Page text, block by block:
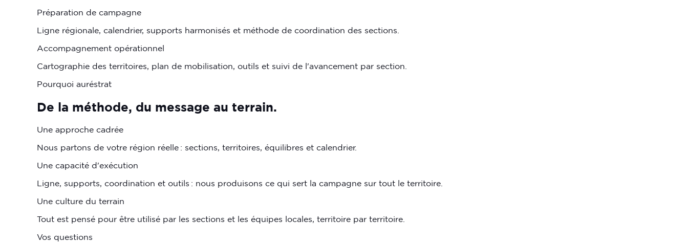
Préparation de campagne
Ligne régionale, calendrier, supports harmonisés et méthode de coordination des sections.
Accompagnement opérationnel
Cartographie des territoires, plan de mobilisation, outils et suivi de l'avancement par section.
Pourquoi auréstrat
De la méthode, du message au terrain.
Une approche cadrée
Nous partons de votre région réelle : sections, territoires, équilibres et calendrier.
Une capacité d'exécution
Ligne, supports, coordination et outils : nous produisons ce qui sert la campagne sur tout le territoire.
Une culture du terrain
Tout est pensé pour être utilisé par les sections et les équipes locales, territoire par territoire.
Vos questions